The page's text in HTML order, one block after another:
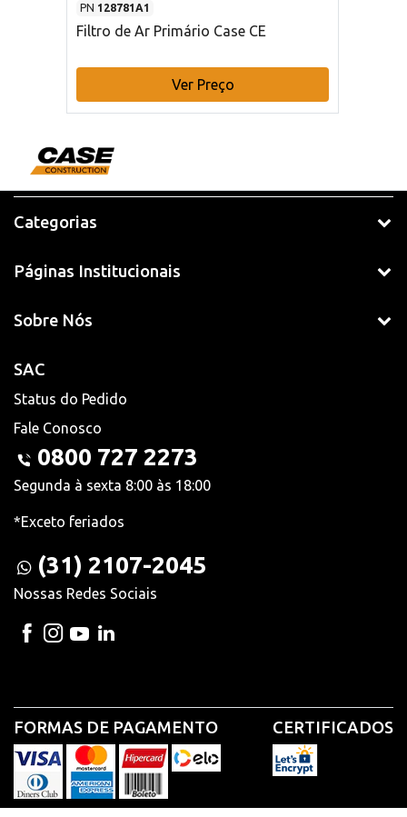
PN 128781A1
Filtro de Ar Primário Case CE
Ver Preço
Categorias
Páginas Institucionais
Sobre Nós
SAC
Status do Pedido
Fale Conosco
0800 727 2273
Segunda à sexta 8:00 às 18:00
*Exceto feriados
(31) 2107-2045
Nossas Redes Sociais
FORMAS DE PAGAMENTO CERTIFICADOS